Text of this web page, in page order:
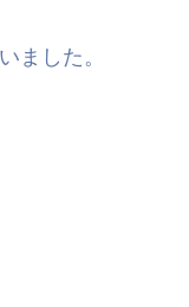
した。